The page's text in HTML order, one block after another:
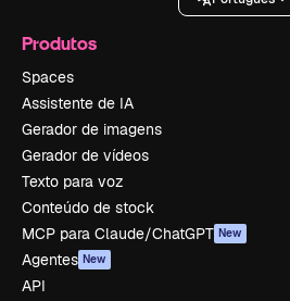
Produtos
Spaces
Assistente de IA
Gerador de imagens
Gerador de vídeos
Texto para voz
Conteúdo de stock
MCP para Claude/ChatGPT New
Agentes New
API